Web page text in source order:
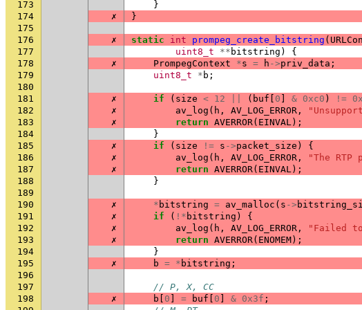
173
}
174
✗
}
175
176
✗ static int prompeg_create_bitstring (
177
uint8_t ** bitstring )
{
178
✗ PrompegContext *s = h ->priv_data ;
179
uint8_t * b ;
180
181
✗ if ( size < 12 ( buf 0 & 0xc0 ) !=
182
✗ av_log ( h , AV_LOG_ERROR ,
183
✗ return AVERROR( EINVAL);
184
}
185
✗ if ( size != s ->packet_size )
{
186
✗ av_log ( h , AV_LOG_ERROR , "The
187
✗ return AVERROR( EINVAL);
188
}
189
190
✗ * bitstring = av_malloc ( s ->
191
✗ if ( !* bitstring )
{
192
✗ av_log ( h , AV_LOG_ERROR , "Failed
193
✗ return AVERROR( ENOMEM);
194
}
195
✗ b = * bitstring ;
196
197
// P, X, CC
198
✗ b 0 = buf 0 & 0x3f ;